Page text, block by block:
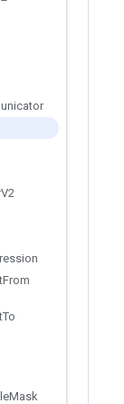
V2
From
To
Mask